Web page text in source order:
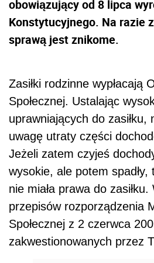
obowiązujący od 8 lipca
Konstytucyjnego. Na razie
sprawą jest znikome.
Zasiłki rodzinne wypłacają
Społecznej. Ustalając
uprawniających do zasiłku,
uwagę utraty części
Jeżeli zatem czyjeś
wysokie, ale potem
nie miała prawa do zasiłku.
przepisów rozporządzenia
Społecznej z 2 czerwca
zakwestionowanych przez